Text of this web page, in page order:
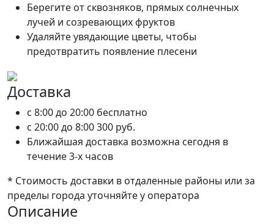
Берегите от сквозняков, прямых солнечных
лучей и созревающих фруктов
Удаляйте увядающие цветы, чтобы
предотвратить появление плесени
Доставка
c 8:00 до 20:00 бесплатно
c 20:00 до 8:00300 руб.
Ближайшая доставка возможна сегодня в
течение 3-х часов
* Стоимость доставки в отдаленные районы или за
пределы города уточняйте у оператора
Описание